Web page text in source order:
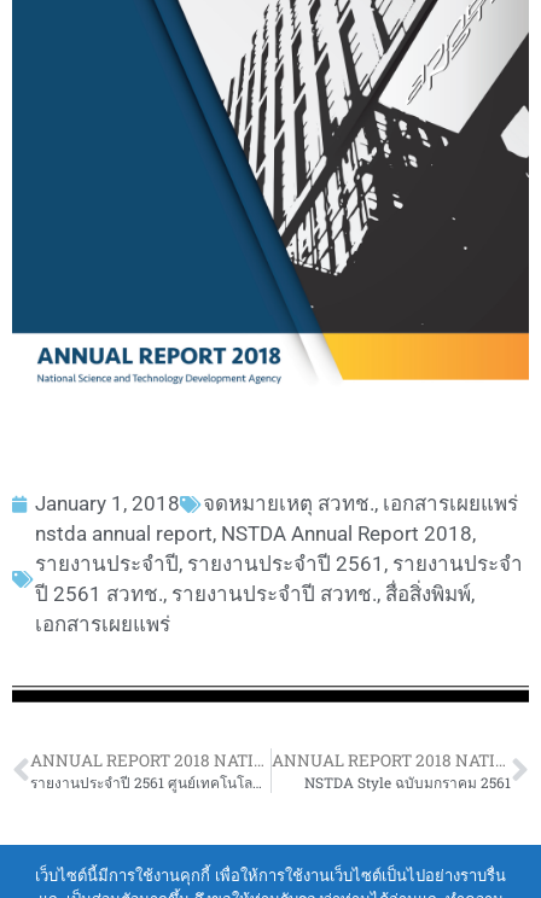
January 1, 2018 จดหมายเหตุ สวทช., เอกสารเผยแพร่
nstda annual report, NSTDA Annual Report 2018,
รายงานประจำปี, รายงานประจำปี 2561 , รายงานประจำ
ปี 2561 สวทช., รายงานประจำปี สวทช., สื่อสิ่งพิมพ์,
เอกสารเผยแพร่
ANNUAL REPORT 2018 NATIONAL SCIENCE AND TECHNOLOGY DEVELOPMENT AGENCY
รายงานประจำปี 2561 ศูนย์เทคโนโลยีอิเล็กทรอนิกส์และคอมพิวเตอร์แห่งชาติ
ANNUAL REPORT 2018 NATIONAL SCIENCE AND TECHNOLOGY DEVELOPMENT AGENCY
NSTDA Style ฉบับมกราคม 2561
Terms of Service|Personal Data Protection Policy
เว็บไซต์นี้มีการใช้งานคุกกี้ เพื่อให้การใช้งานเว็บไซต์เป็นไปอย่างราบรื่น